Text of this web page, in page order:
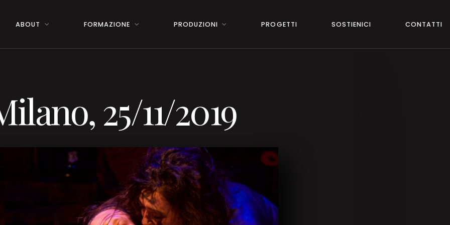
ABOUT FORMAZIONE PRODUZIONI PROGETTI SOSTIENICI CONTATTI
25/11/2019